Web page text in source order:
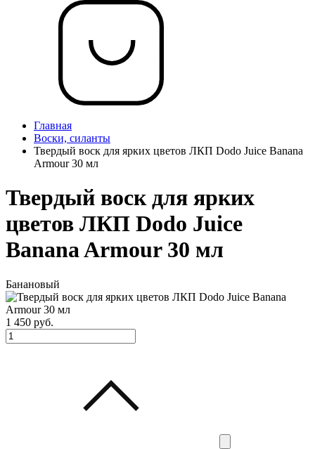
Главная
Воски, силанты
Твердый воск для ярких цветов ЛКП Dodo Juice Banana
Armour 30 мл
Твердый воск для ярких
цветов ЛКП Dodo Juice
Banana Armour 30 мл
Банановый
1 450 руб.